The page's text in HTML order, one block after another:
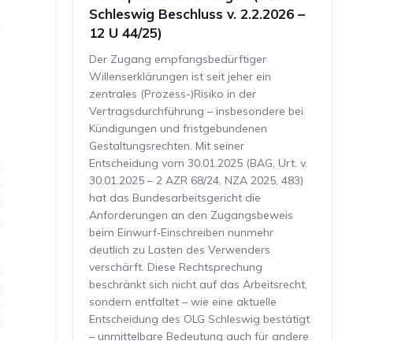
Schleswig Beschluss v. 2.2.2026 –
12 U 44/25)
Der Zugang empfangsbedürftiger
Willenserklärungen ist seit jeher ein
zentrales (Prozess-)Risiko in der
Vertragsdurchführung – insbesondere bei
Kündigungen und fristgebundenen
Gestaltungsrechten. Mit seiner
Entscheidung vom 30.01.2025 (BAG, Urt. v.
30.01.2025 – 2 AZR 68/24, NZA 2025, 483)
hat das Bundesarbeitsgericht die
Anforderungen an den Zugangsbeweis
beim Einwurf‑Einschreiben nunmehr
deutlich zu Lasten des Verwenders
verschärft. Diese Rechtsprechung
beschränkt sich nicht auf das Arbeitsrecht,
sondern entfaltet – wie eine aktuelle
Entscheidung des OLG Schleswig bestätigt
– unmittelbare Bedeutung auch für andere